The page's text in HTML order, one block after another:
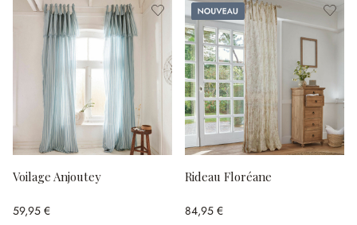
Voilage Anjoutey
59,95 €
Nouveau
Rideau Floréane
84,95 €